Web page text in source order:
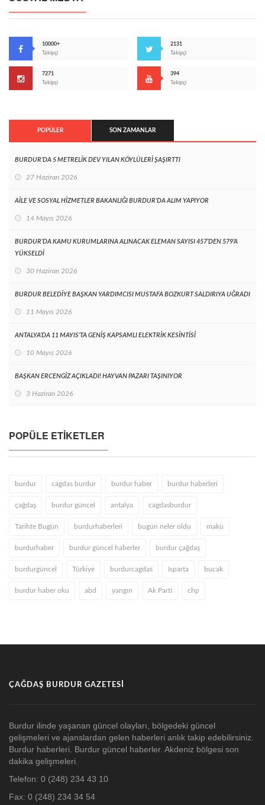
10000+
Takipçi
2131
Takipçi
7271
Takipçi
394
Takipçi
POPÜLER SON ZAMANLAR
BURDUR’DA 5 METRELİK DEV YILAN KÖYLÜLERİ ŞAŞIRTTI
27 Haziran 2026
AİLE VE SOSYAL HİZMETLER BAKANLIĞI BURDUR’DA ALIM YAPIYOR
14 Mayıs 2026
BURDUR’DA KAMU KURUMLARINA ALINACAK ELEMAN SAYISI 457’DEN 579’A
YÜKSELDİ
30 Haziran 2026
BURDUR BELEDİYE BAŞKAN YARDIMCISI MUSTAFA BOZKURT SALDIRIYA UĞRADI
11 Mayıs 2026
ANTALYA’DA 11 MAYIS’TA GENİŞ KAPSAMLI ELEKTRİK KESİNTİSİ
10 Mayıs 2026
BAŞKAN ERCENGİZ AÇIKLADI! HAYVAN PAZARI TAŞINIYOR
3 Haziran 2026
POPÜLE ETIKETLER
burdur cagdas burdur burdur haber burdur haberleri
çağdaş burdur güncel antalya cagdasburdur
Tarihte Bugün burdurhaberleri bugün neler oldu makü
burdurhaber burdur güncel haberler burdur çağdaş
burdurgüncel Türkiye burdurcagdas Isparta bucak
burdur haber oku abd yangın Ak Parti chp
ÇAĞDAŞ BURDUR GAZETESI
Burdur ilinde yaşanan güncel olayları, bölgedeki güncel
gelişmeleri ve ajanslardan gelen haberleri anlık takip edebilirsiniz.
Burdur haberleri. Burdur güncel haberler. Akdeniz bölgesi son
dakika gelişmeleri.
Telefon: 0 (248) 234 43 10
Fax: 0 (248) 234 34 54